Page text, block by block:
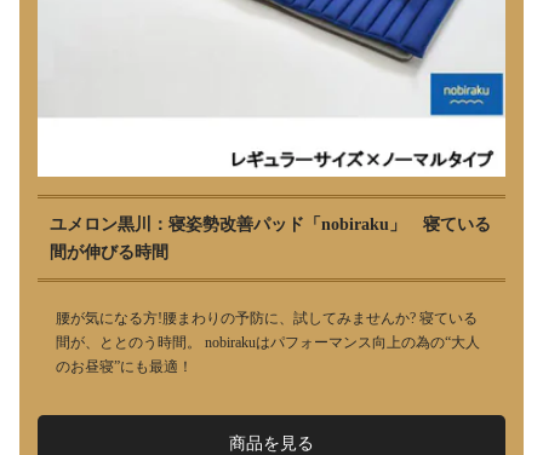
ユメロン黒川：寝姿勢改善パッド「nobiraku」 寝ている
間が伸びる時間
腰が気になる方!腰まわりの予防に、試してみませんか? 寝ている
間が、ととのう時間。 nobirakuはパフォーマンス向上の為の“大人
のお昼寝”にも最適！
商品を見る